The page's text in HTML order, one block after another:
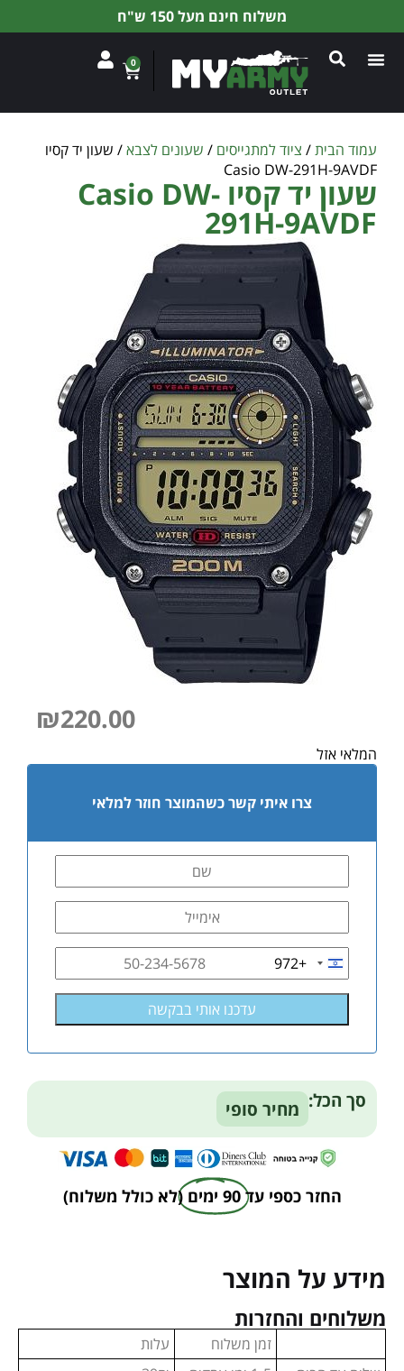
משלוח חינם מעל 150 ש"ח
0
עמוד הבית/ ציוד למתגייסים / שעונים לצבא/ שעון יד קסיו
Casio DW-291H-9AVDF
שעון יד קסיו Casio DW-
291H-9AVDF
₪220.00
המלאי אזל
צרו איתי קשר כשהמוצר חוזר למלאי
Israel
+972
סך הכל: מחיר סופי
החזר כספי עד 90 ימים (לא כולל משלוח)
מידע על המוצר
משלוחים והחזרות
זמן משלוח
עלות